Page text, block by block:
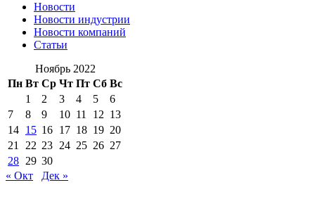
Новости
Новости индустрии
Новости компаний
Статьи
Ноябрь 2022
Пн Вт Ср Чт Пт Сб Вс
1
2 3 4 5
6
7
8 9 10 11 12 13
14 15 16 17 18 19 20
21
22 23 24 25 26 27
28 29 30
« Окт
Дек »